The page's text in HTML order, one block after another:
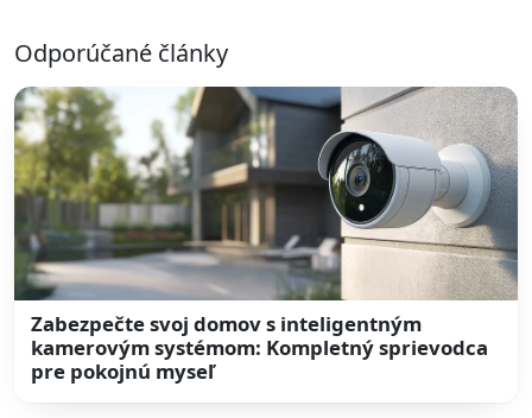
Odporúčané články
Zabezpečte svoj domov s inteligentným
kamerovým systémom: Kompletný sprievodca
pre pokojnú myseľ